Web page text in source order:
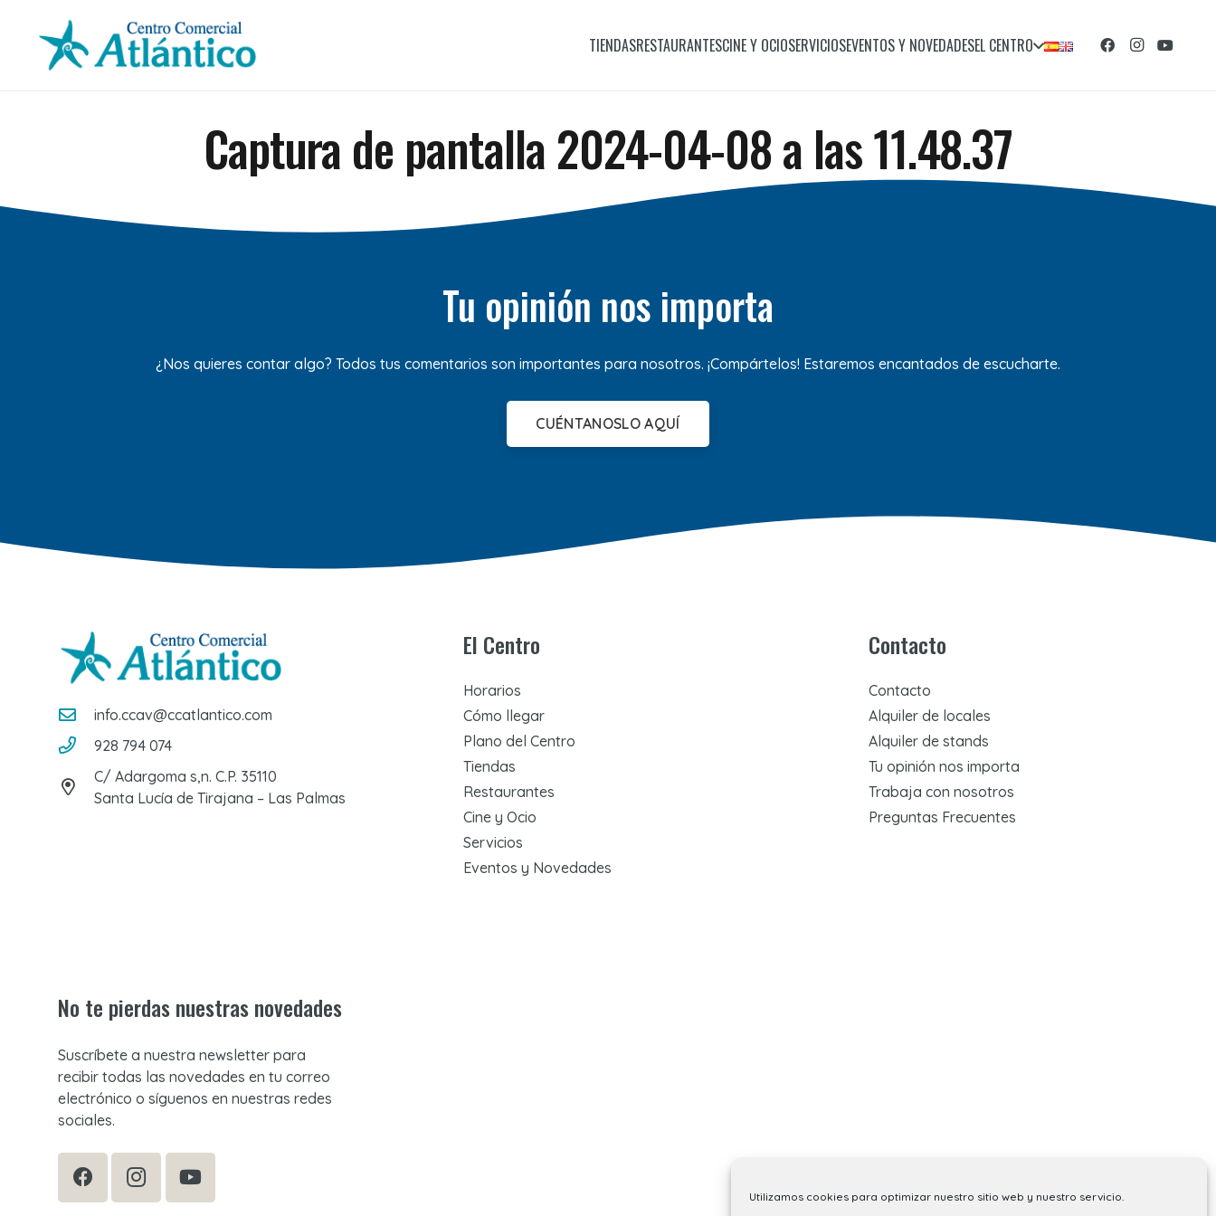
Utilizamos cookies para optimizar nuestro sitio web y nuestro servicio.
TIENDASRESTAURANTESCINE Y OCIOSERVICIOSEVENTOS Y NOVEDADESEL CENTRO
Captura de pantalla 2024-04-08 a las 11.48.37
Tu opinión nos importa
¿Nos quieres contar algo? Todos tus comentarios son importantes para nosotros. ¡Compártelos! Estaremos encantados de escucharte.
CUÉNTANOSLO AQUÍ
info.ccav@ccatlantico.com
928 794 074
C/ Adargoma s,n. C.P. 35110
Santa Lucía de Tirajana – Las Palmas
El Centro
Horarios
Cómo llegar
Plano del Centro
Tiendas
Restaurantes
Cine y Ocio
Servicios
Eventos y Novedades
Contacto
Contacto
Alquiler de locales
Alquiler de stands
Tu opinión nos importa
Trabaja con nosotros
Preguntas Frecuentes
No te pierdas nuestras novedades
Suscríbete a nuestra newsletter para
recibir todas las novedades en tu correo
electrónico o síguenos en nuestras redes
sociales.